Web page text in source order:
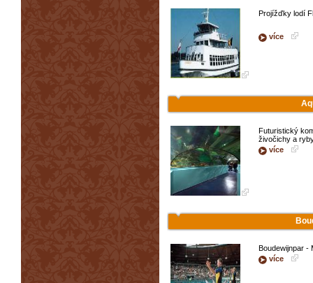
Projížďky lodí
více
Futuristický
živočichy a
více
Boudewijnpar
více